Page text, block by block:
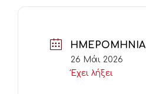
ΗΜΕΡΟΜΗΝΊΑ
26 Μάι 2026
Έχει λήξει